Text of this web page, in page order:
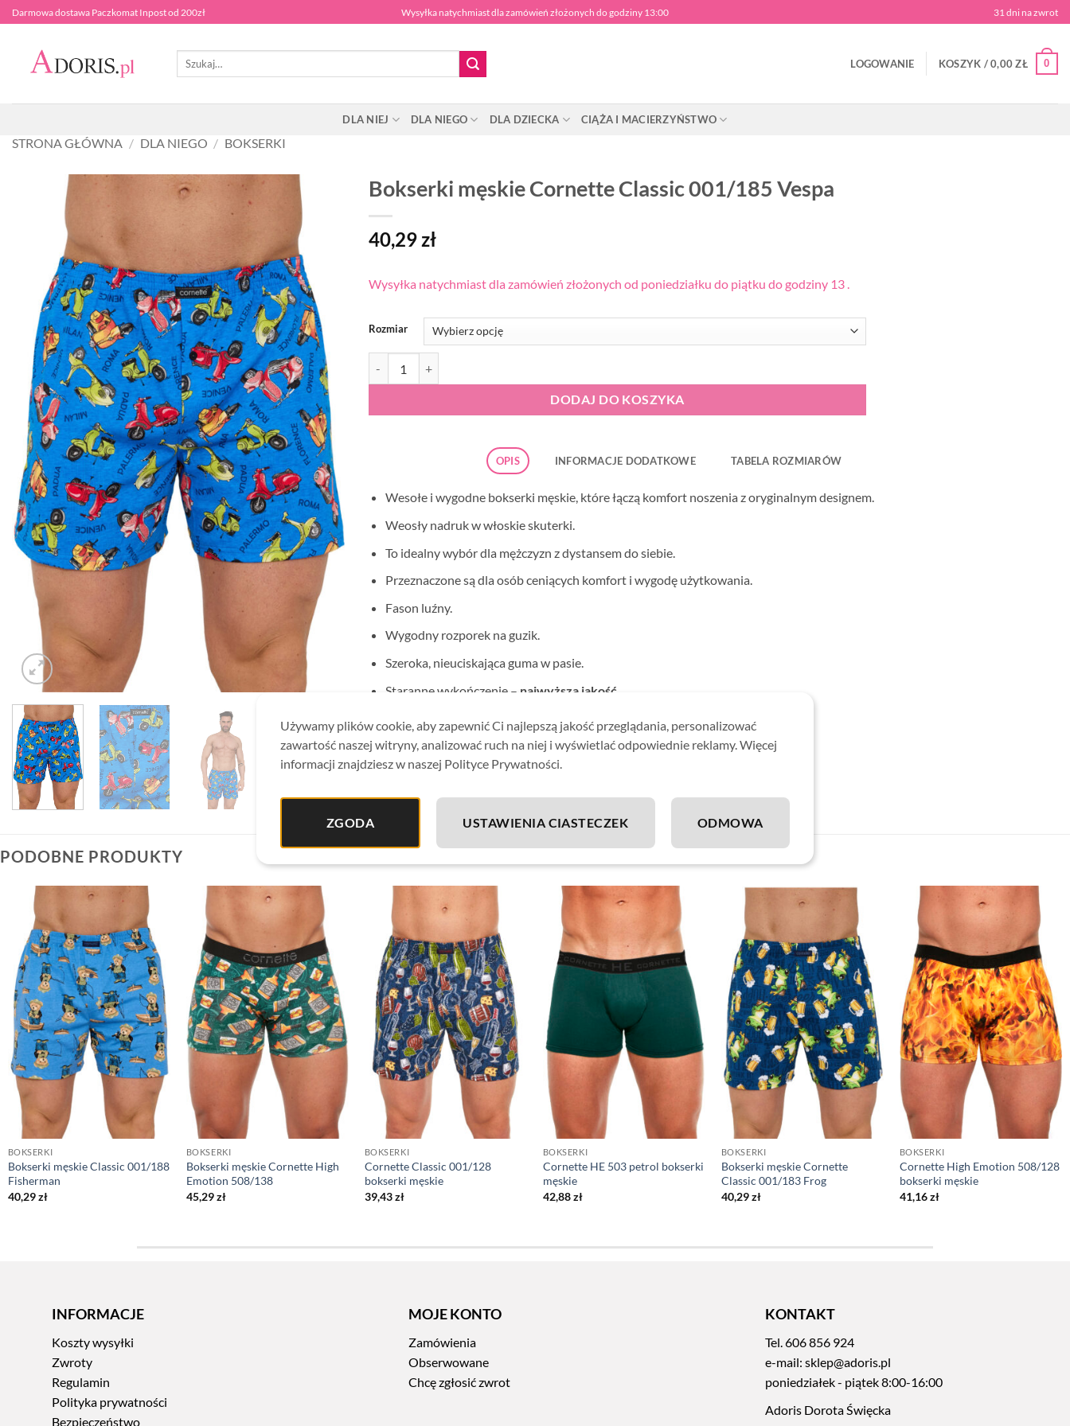
Przewiń
do
zawartości
Darmowa dostawa Paczkomat Inpost od 200zł Wysyłka natychmiast dla zamówień złożonych do godziny 13:00 31 dni na zwrot
Szukaj:
LOGOWANIE KOSZYK /0,00ZŁ 0
DLA NIEJ DLA NIEGO DLA DZIECKA CIĄŻA I MACIERZYŃSTWO
STRONA GŁÓWNA / DLA NIEGO / BOKSERKI
Bokserki męskie Cornette Classic 001/185 Vespa
40,29zł
Wysyłka natychmiast dla zamówień złożonych od poniedziałku do piątku do godziny 13 .
Rozmiar
DODAJ DO KOSZYKA
OPIS INFORMACJE DODATKOWE TABELA ROZMIARÓW
Wesołe i wygodne bokserki męskie, które łączą komfort noszenia z oryginalnym designem.
Weosły nadruk w włoskie skuterki.
To idealny wybór dla mężczyzn z dystansem do siebie.
Przeznaczone są dla osób ceniących komfort i wygodę użytkowania.
Fason luźny.
Wygodny rozporek na guzik.
Szeroka, nieuciskająca guma w pasie.
Staranne wykończenie – najwyższa jakość.
Wyprodukowano w Polsce.
Skład materiału:100% bawełna
PODOBNE PRODUKTY
BOKSERKI
Bokserki męskie Classic 001/188
Fisherman
40,29zł
BOKSERKI
Bokserki męskie Cornette High
Emotion 508/138
45,29zł
BOKSERKI
Cornette Classic 001/128
bokserki męskie
39,43zł
BOKSERKI
Cornette HE 503 petrol bokserki
męskie
42,88zł
BOKSERKI
Bokserki męskie Cornette
Classic 001/183 Frog
40,29zł
BOKSERKI
Cornette High Emotion 508/128
bokserki męskie
41,16zł
INFORMACJE
Koszty wysyłki
Zwroty
Regulamin
Polityka prywatności
Bezpieczeństwo
MOJE KONTO
Zamówienia
Obserwowane
Chcę zgłosić zwrot
KONTAKT
Tel.606 856 924
e-mail: sklep@adoris.pl
poniedziałek - piątek 8:00-16:00
Adoris Dorota Święcka
Używamy plików cookie, aby zapewnić Ci najlepszą jakość przeglądania, personalizować
zawartość naszej witryny, analizować ruch na niej i wyświetlać odpowiednie reklamy. Więcej
informacji znajdziesz w naszej Polityce Prywatności.
ZGODA USTAWIENIA CIASTECZEK ODMOWA